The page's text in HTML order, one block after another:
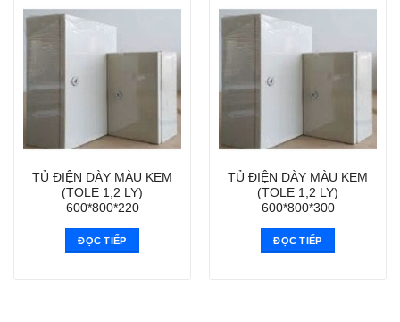
TỦ ĐIỆN DÀY MÀU KEM
(TOLE 1,2 LY)
600*800*220
ĐỌC TIẾP
TỦ ĐIỆN DÀY MÀU KEM
(TOLE 1,2 LY)
600*800*300
ĐỌC TIẾP